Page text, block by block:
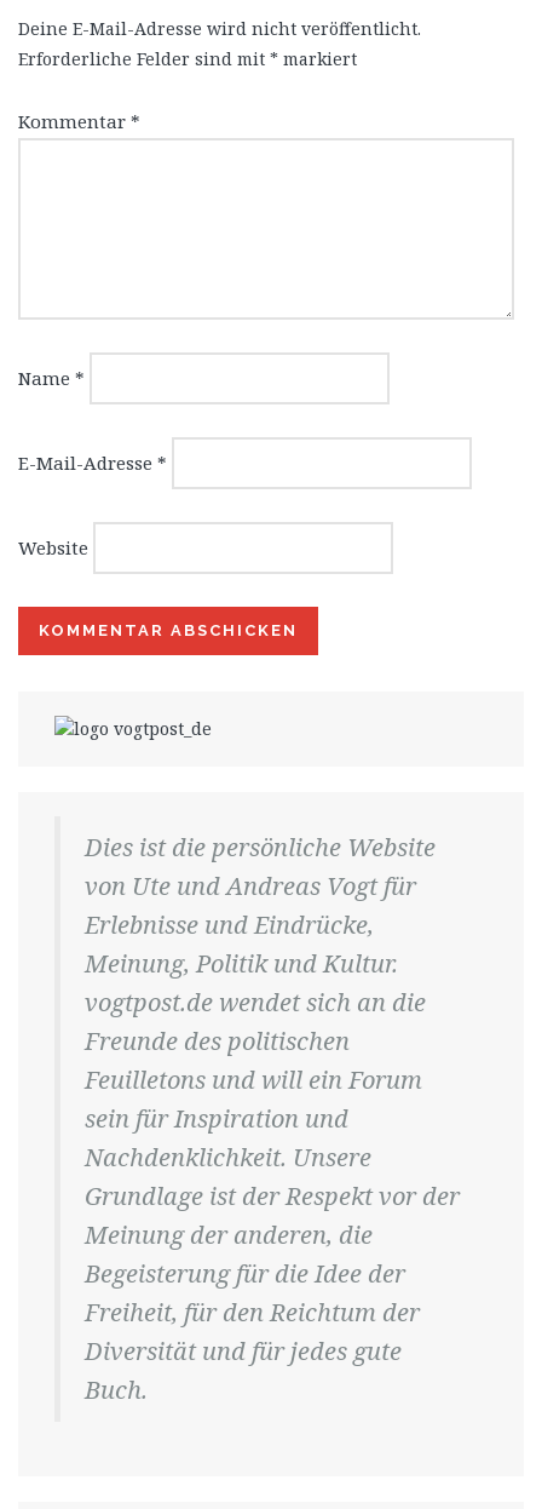
Deine E-Mail-Adresse wird nicht veröffentlicht.
Erforderliche Felder sind mit * markiert
Kommentar *
Name *
E-Mail-Adresse *
Website
Dies ist die persönliche Website
von Ute und Andreas Vogt für
Erlebnisse und Eindrücke,
Meinung, Politik und Kultur.
vogtpost.de wendet sich an die
Freunde des politischen
Feuilletons und will ein Forum
sein für Inspiration und
Nachdenklichkeit. Unsere
Grundlage ist der Respekt vor der
Meinung der anderen, die
Begeisterung für die Idee der
Freiheit, für den Reichtum der
Diversität und für jedes gute
Buch.